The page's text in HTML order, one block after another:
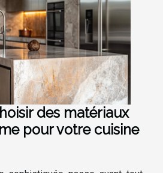
des matériaux
pour votre cuisine